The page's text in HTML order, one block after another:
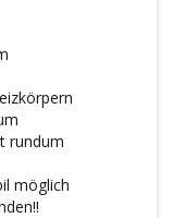
rundum
möglich